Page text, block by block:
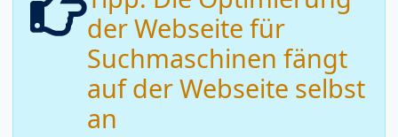
der Webseite für
Suchmaschinen fängt
auf der Webseite selbst
an